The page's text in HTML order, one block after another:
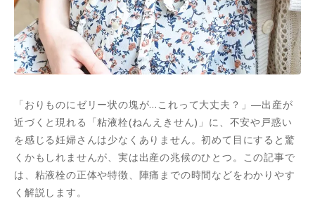
「おりものにゼリー状の塊が…これって大丈夫？」―出産が
近づくと現れる「粘液栓(ねんえきせん)」に、不安や戸惑い
を感じる妊婦さんは少なくありません。初めて目にすると驚
くかもしれませんが、実は出産の兆候のひとつ。この記事で
は、粘液栓の正体や特徴、陣痛までの時間などをわかりやす
く解説します。